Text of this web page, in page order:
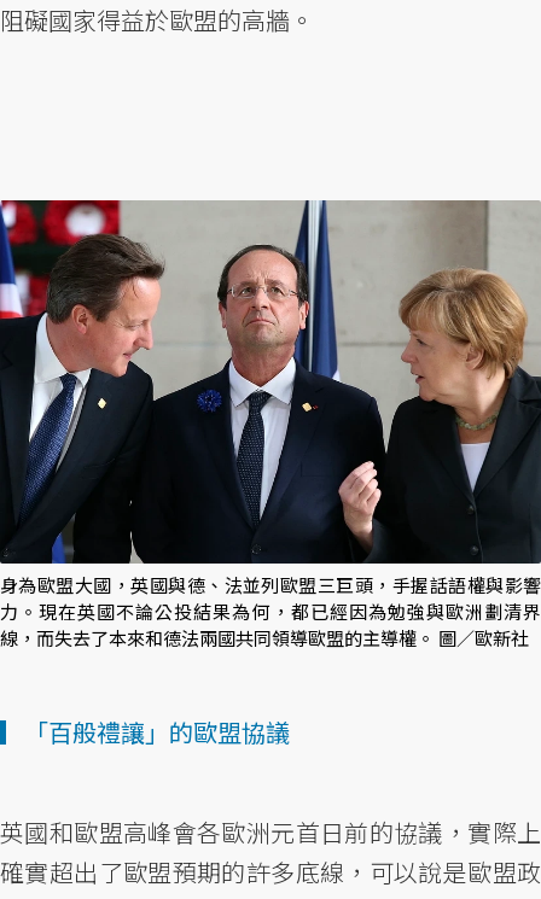
阻礙國家得益於歐盟的高牆。
身為歐盟大國，英國與德、法並列歐盟三巨頭，手握話語權與影響
力。現在英國不論公投結果為何，都已經因為勉強與歐洲劃清界
線，而失去了本來和德法兩國共同領導歐盟的主導權。 圖／歐新社
▎「百般禮讓」的歐盟協議
英國和歐盟高峰會各歐洲元首日前的協議，實際上
確實超出了歐盟預期的許多底線，可以說是歐盟政